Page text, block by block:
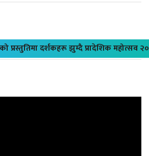
प्रस्तुतिमा दर्शकहरू झुम्दै प्रादेशिक महोत्सव